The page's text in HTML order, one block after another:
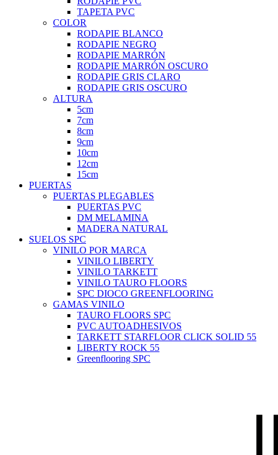
TAPETA PVC
COLOR
RODAPIE BLANCO
RODAPIE NEGRO
RODAPIE MARRÓN
RODAPIE MARRÓN OSCURO
RODAPIE GRIS CLARO
RODAPIE GRIS OSCURO
ALTURA
5cm
7cm
8cm
9cm
10cm
12cm
15cm
PUERTAS
PUERTAS PLEGABLES
PUERTAS PVC
DM MELAMINA
MADERA NATURAL
SUELOS SPC
VINILO POR MARCA
VINILO LIBERTY
VINILO TARKETT
VINILO TAURO FLOORS
SPC DIOCO GREENFLOORING
GAMAS VINILO
TAURO FLOORS SPC
PVC AUTOADHESIVOS
TARKETT STARFLOOR CLICK SOLID 55
LIBERTY ROCK 55
Greenflooring SPC